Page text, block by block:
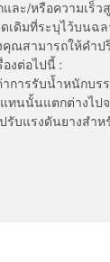
ละ/หรือความเร็ว
เดิมที่ระบุไว้บนฉ
ณสามารถให้คำป
องต่อไปนี้ :
การรับน้ำหนักบร
ทนนั้นแตกต่างไปจ
รับแรงดันยางสำ